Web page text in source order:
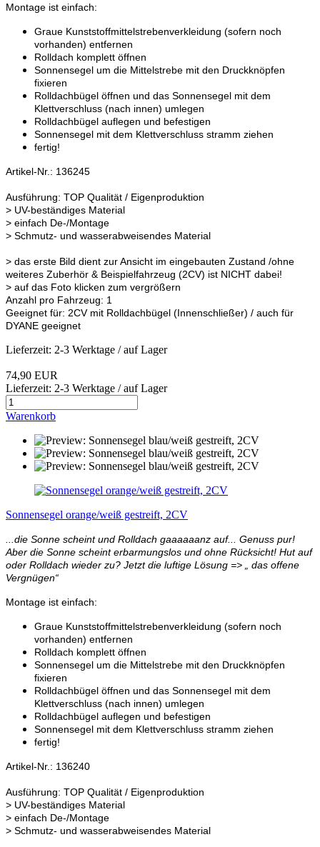
Montage ist einfach:
Graue Kunststoffmittelstrebenverkleidung (sofern noch
vorhanden) entfernen
Rolldach komplett öffnen
Sonnensegel um die Mittelstrebe mit den Druckknöpfen
fixieren
Rolldachbügel öffnen und das Sonnensegel mit dem
Klettverschluss (nach innen) umlegen
Rolldachbügel auflegen und befestigen
Sonnensegel mit dem Klettverschluss stramm ziehen
fertig!
Artikel-Nr.: 136245
Ausführung: TOP Qualität / Eigenproduktion
> UV-beständiges Material
> einfach De-/Montage
> Schmutz- und wasserabweisendes Material
> das erste Bild dient zur Ansicht im eingebauten Zustand /ohne
weiteres Zuberhör & Beispielfahrzeug (2CV) ist NICHT dabei!
> auf das Foto klicken zum vergrößern
Anzahl pro Fahrzeug: 1
Geeignet für: 2CV mit Rolldachbügel (Innenschließer) / auch für
DYANE geeignet
Lieferzeit: 2-3 Werktage / auf Lager
74,90 EUR
Lieferzeit: 2-3 Werktage / auf Lager
Warenkorb
Sonnensegel orange/weiß gestreift, 2CV
...die Sonne scheint und Rolldach gaaaaaanz auf... Genuss pur!
Aber die Sonne scheint erbarmungslos und ohne Rücksicht! Hut auf
oder Rolldach wieder zu? Jetzt die luftige Lösung => „ das offene
Vergnügen“
Montage ist einfach:
Graue Kunststoffmittelstrebenverkleidung (sofern noch
vorhanden) entfernen
Rolldach komplett öffnen
Sonnensegel um die Mittelstrebe mit den Druckknöpfen
fixieren
Rolldachbügel öffnen und das Sonnensegel mit dem
Klettverschluss (nach innen) umlegen
Rolldachbügel auflegen und befestigen
Sonnensegel mit dem Klettverschluss stramm ziehen
fertig!
Artikel-Nr.: 136240
Ausführung: TOP Qualität / Eigenproduktion
> UV-beständiges Material
> einfach De-/Montage
> Schmutz- und wasserabweisendes Material